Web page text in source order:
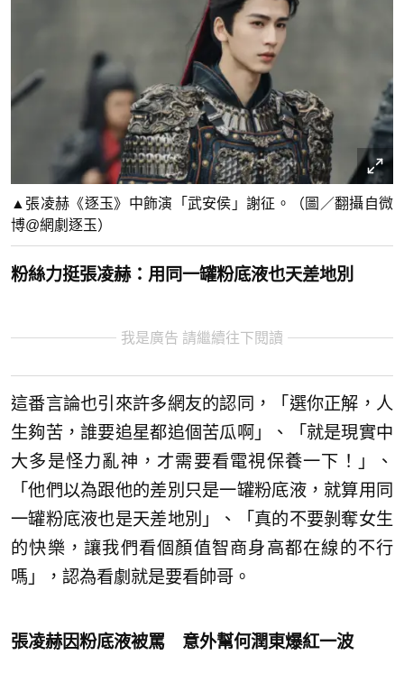
▲張凌赫《逐玉》中飾演「武安侯」謝征。（圖／翻攝自微
博@網劇逐玉）
粉絲力挺張凌赫：用同一罐粉底液也天差地別
我是廣告 請繼續往下閱讀
這番言論也引來許多網友的認同，「選你正解，人
生夠苦，誰要追星都追個苦瓜啊」、「就是現實中
大多是怪力亂神，才需要看電視保養一下！」、
「他們以為跟他的差別只是一罐粉底液，就算用同
一罐粉底液也是天差地別」、「真的不要剝奪女生
的快樂，讓我們看個顏值智商身高都在線的不行
嗎」，認為看劇就是要看帥哥。
張凌赫因粉底液被罵 意外幫何潤東爆紅一波